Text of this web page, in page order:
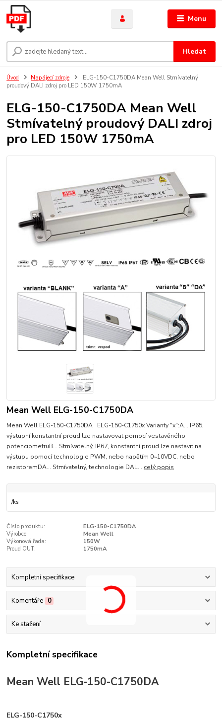
Menu
Hledat
Úvod Napájecí zdroje
ELG-150-C1750DA Mean Well Stmívatelný
proudový DALI zdroj pro LED 150W 1750mA
ELG-150-C1750DA Mean Well
Stmívatelný proudový DALI zdroj
pro LED 150W 1750mA
Mean Well ELG-150-C1750DA
Mean Well ELG-150-C1750DA ELG-150-C1750x Varianty "x":A... IP65,
výstupní konstantní proud lze nastavovat pomocí vestavěného
potenciometruB... Stmívatelný, IP67, konstantní proud lze nastavit na
výstupu pomocí technologie PWM, nebo napětím 0~10VDC, nebo
rezistoremDA... Stmívatelný, technologie DAL... celý popis
/ks
Číslo produktu:
ELG-150-C1750DA
Výrobce:
Mean Well
Výkonová řada:
150W
Proud OUT:
1750mA
Kompletní specifikace
Komentáře 0
Ke stažení
Kompletní specifikace
Mean Well ELG-150-C1750DA
ELG-150-C1750x